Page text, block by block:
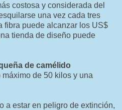
costosa y considerada del
una vez cada tres
fibra puede alcanzar los US$
tienda de diseño puede
de camélido
de 50 kilos y una
a estar en peligro de extinción,